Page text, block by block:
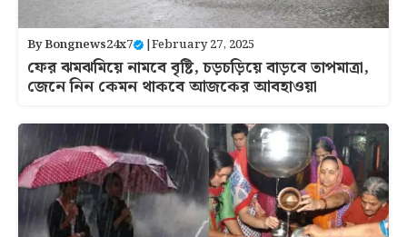
ByBongnews24x7 |February 27, 2025
ফের ঝমঝমিয়ে নামবে বৃষ্টি, চড়চড়িয়ে বাড়বে তাপমাত্রা,
জেনে নিন কেমন থাকবে আজকের আবহাওয়া